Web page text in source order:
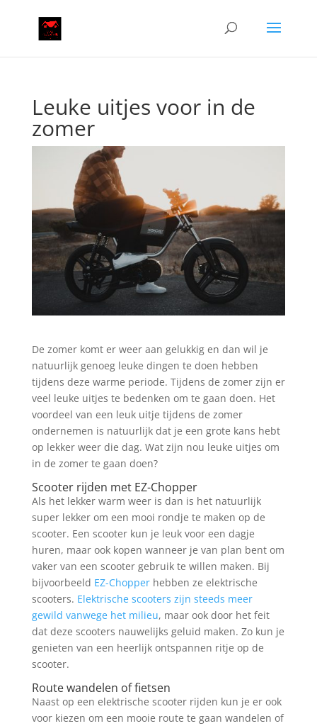
Leuke uitjes voor in de
zomer
De zomer komt er weer aan gelukkig en dan wil je
natuurlijk genoeg leuke dingen te doen hebben
tijdens deze warme periode. Tijdens de zomer zijn er
veel leuke uitjes te bedenken om te gaan doen. Het
voordeel van een leuk uitje tijdens de zomer
ondernemen is natuurlijk dat je een grote kans hebt
op lekker weer die dag. Wat zijn nou leuke uitjes om
in de zomer te gaan doen?
Scooter rijden met EZ-Chopper
Als het lekker warm weer is dan is het natuurlijk
super lekker om een mooi rondje te maken op de
scooter. Een scooter kun je leuk voor een dagje
huren, maar ook kopen wanneer je van plan bent om
vaker van een scooter gebruik te willen maken. Bij
bijvoorbeeld EZ-Chopperhebben ze elektrische
scooters. Elektrische scooters zijn steeds meer
gewild vanwege het milieu, maar ook door het feit
dat deze scooters nauwelijks geluid maken. Zo kun je
genieten van een heerlijk ontspannen ritje op de
scooter.
Route wandelen of fietsen
Naast op een elektrische scooter rijden kun je er ook
voor kiezen om een mooie route te gaan wandelen of